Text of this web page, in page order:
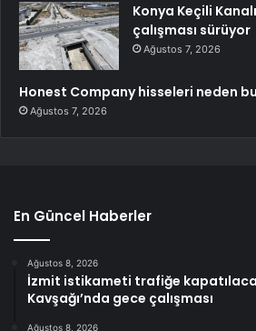
Konya Keçili
çalışması sürüyor
Ağustos 7, 2026
Honest Company hisseleri neden
Ağustos 7, 2026
En Güncel Haberler
Ağustos 8, 2026
İzmit istikameti trafiğe
Kavşağı’nda gece çalışması
Ağustos 8, 2026